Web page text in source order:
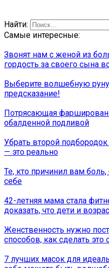
Найти:
Самые интересные:
Звонят нам с женой из
гордость за своего сына
Выберите волшебную руну
предсказание!
Потрясающая
обалденной подливой
Убрать второй
— это реально
Те, кто причинил вам
себе
42-летняя мама стала
доказать, что дети и
Женственность нужно
способов, как сделать
7 лучших масок для